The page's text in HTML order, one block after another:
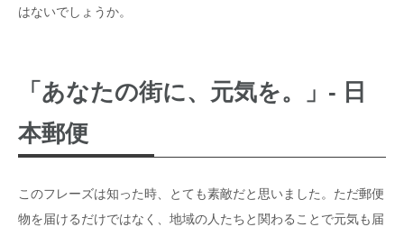
はないでしょうか。
「あなたの街に、元気を。」- 日
本郵便
このフレーズは知った時、とても素敵だと思いました。ただ郵便
物を届けるだけではなく、地域の人たちと関わることで元気も届